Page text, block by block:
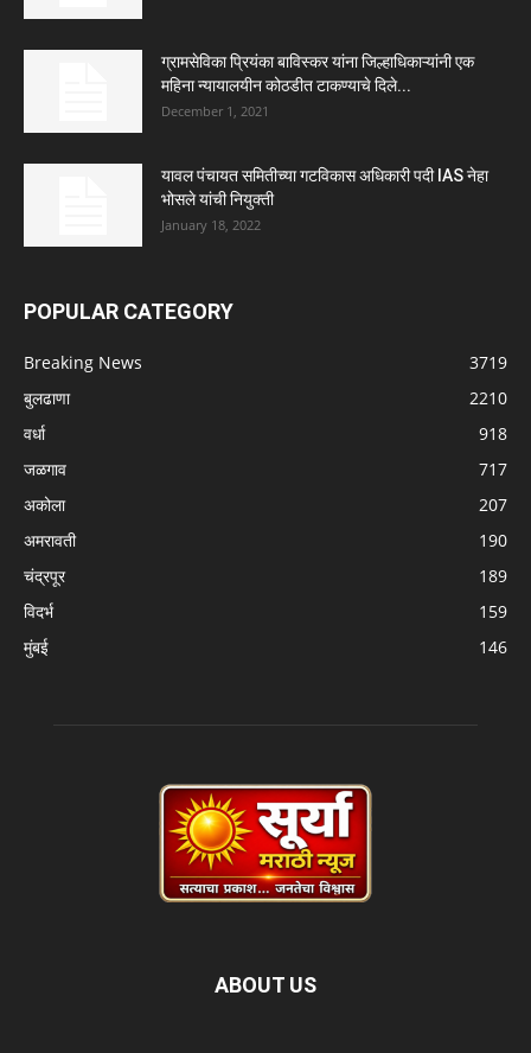
ग्रामसेविका प्रियंका बाविस्कर यांना जिल्हाधिकाऱ्यांनी एक
महिना न्यायालयीन कोठडीत टाकण्याचे दिले...
December 1, 2021
यावल पंचायत समितीच्या गटविकास अधिकारी पदी IAS नेहा
भोसले यांची नियुक्ती
January 18, 2022
POPULAR CATEGORY
Breaking News
3719
बुलढाणा
2210
वर्धा
918
जळगाव
717
अकोला
207
अमरावती
190
चंद्रपूर
189
विदर्भ
159
मुंबई
146
ABOUT US